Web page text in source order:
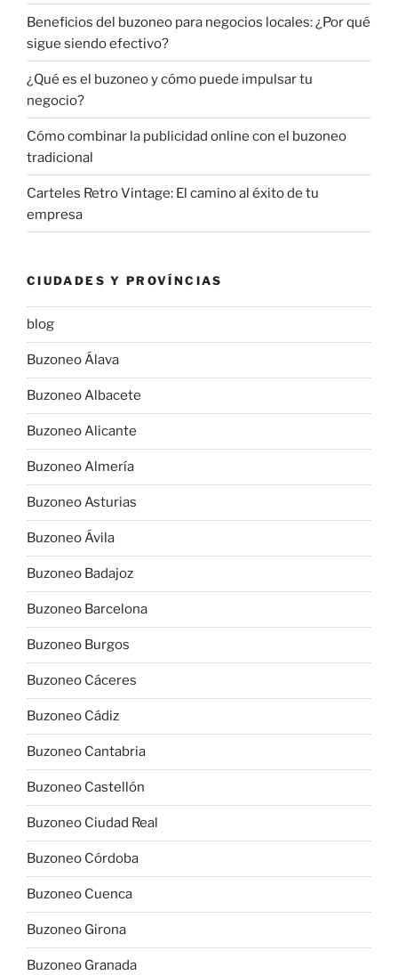
Beneficios del buzoneo para negocios locales: ¿Por qué
sigue siendo efectivo?
¿Qué es el buzoneo y cómo puede impulsar tu
negocio?
Cómo combinar la publicidad online con el buzoneo
tradicional
Carteles Retro Vintage: El camino al éxito de tu
empresa
CIUDADES Y PROVÍNCIAS
blog
Buzoneo Álava
Buzoneo Albacete
Buzoneo Alicante
Buzoneo Almería
Buzoneo Asturias
Buzoneo Ávila
Buzoneo Badajoz
Buzoneo Barcelona
Buzoneo Burgos
Buzoneo Cáceres
Buzoneo Cádiz
Buzoneo Cantabria
Buzoneo Castellón
Buzoneo Ciudad Real
Buzoneo Córdoba
Buzoneo Cuenca
Buzoneo Girona
Buzoneo Granada